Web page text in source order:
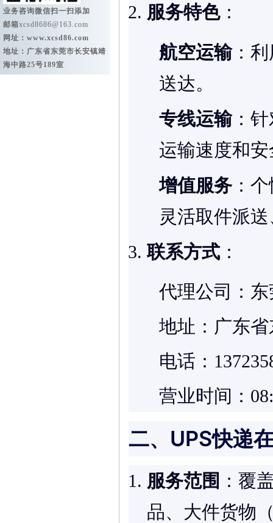
业务咨询微信扫一扫添加
邮箱xcsd8686@163.com
网址： www.xcsd86.com
地址：广东省东莞市长安镇靖
海中路25号189室
服务特色：
航空运输：
送达。
专线运输：
运输速度和
增值服务：
灵活取件派
联系方式 ：
代理公司：
地址：广东
电话：
营业时间：
二、UPS快递
服务范围 ：覆
品、大件货物